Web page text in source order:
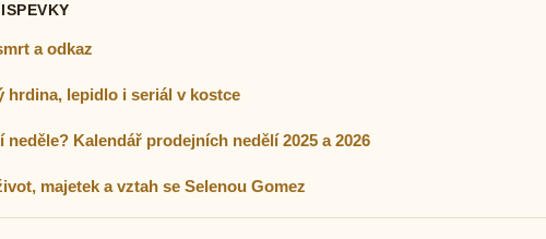
a odkaz
hrdina, lepidlo i seriál v kostce
neděle? Kalendář prodejních nedělí 2025 a 2026
majetek a vztah se Selenou Gomez